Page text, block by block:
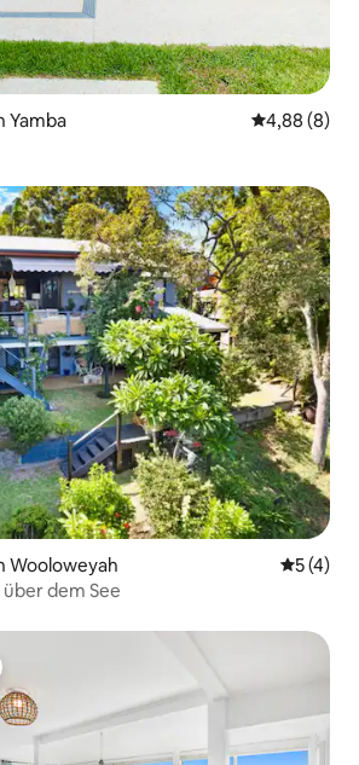
Yamba
4,88 (8)
Wooloweyah
5 (4)
dem See